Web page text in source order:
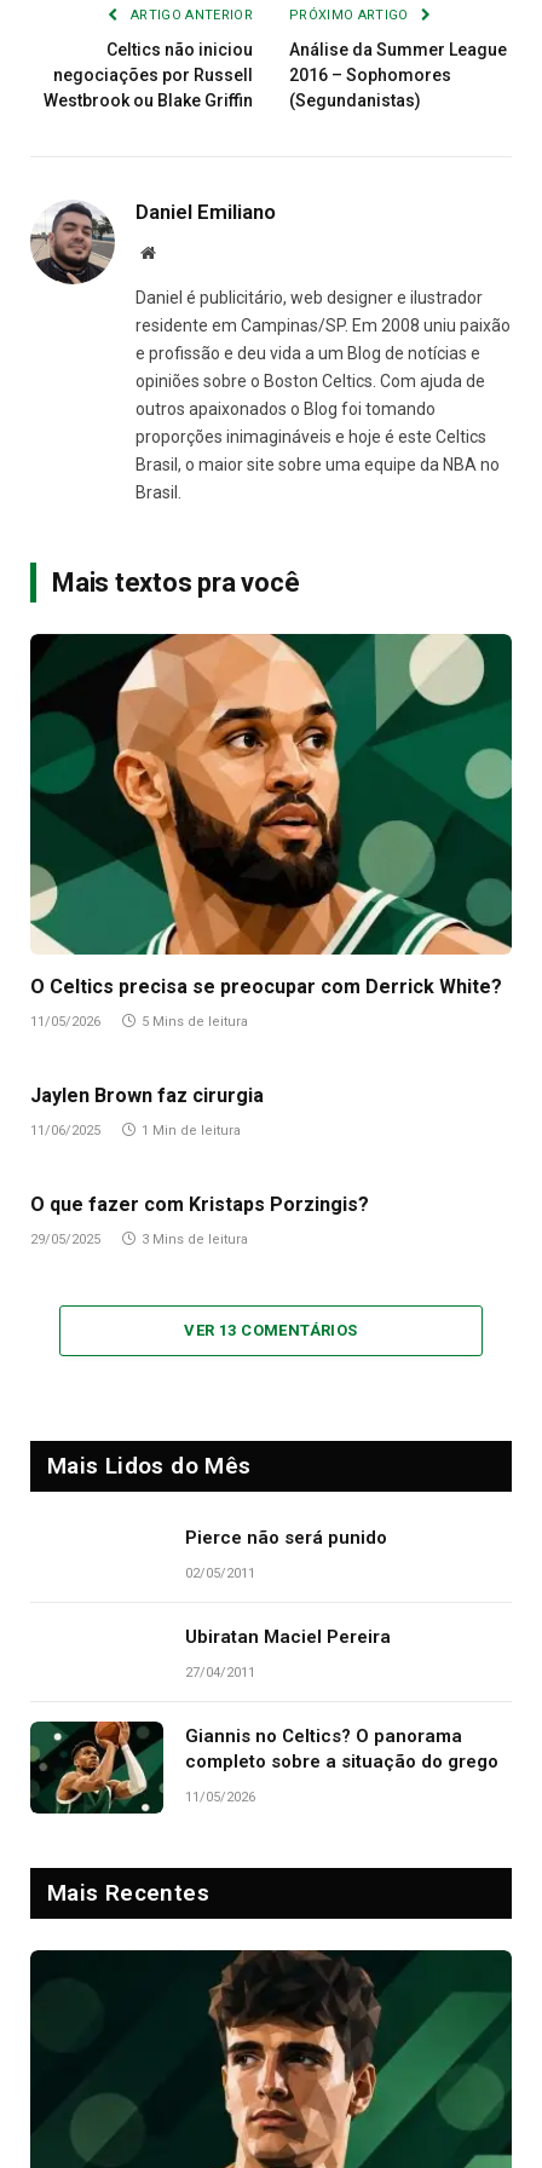
ARTIGO ANTERIOR
Celtics não iniciou
negociações por Russell
Westbrook ou Blake Griffin
PRÓXIMO ARTIGO
Análise da Summer League
2016 – Sophomores
(Segundanistas)
Daniel Emiliano
Site
Daniel é publicitário, web designer e ilustrador
residente em Campinas/SP. Em 2008 uniu paixão
e profissão e deu vida a um Blog de notícias e
opiniões sobre o Boston Celtics. Com ajuda de
outros apaixonados o Blog foi tomando
proporções inimagináveis e hoje é este Celtics
Brasil, o maior site sobre uma equipe da NBA no
Brasil.
Mais textos pra você
O Celtics precisa se preocupar com Derrick White?
11/05/2026 5 Mins de leitura
Jaylen Brown faz cirurgia
11/06/2025 1 Min de leitura
O que fazer com Kristaps Porzingis?
29/05/2025 3 Mins de leitura
VER 13 COMENTÁRIOS
Mais Lidos do Mês
Pierce não será punido
02/05/2011
Ubiratan Maciel Pereira
27/04/2011
Giannis no Celtics? O panorama
completo sobre a situação do grego
11/05/2026
Mais Recentes